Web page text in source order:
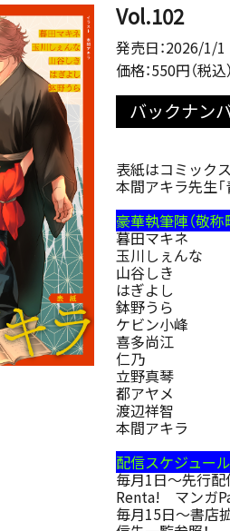
Vol.102
発売日：2026/1/1
価格：550円（税込
バックナン
表紙はコミック
本間アキラ先生
豪華執筆陣（敬称
暮田マキネ
玉川しぇんな
山谷しき
はぎよし
鉢野うら
ケビン小峰
喜多尚江
仁乃
立野真琴
都アヤメ
渡辺祥智
本間アキラ
配信スケジュール
毎月1日～先行
Renta! マンガ
毎月15日～書